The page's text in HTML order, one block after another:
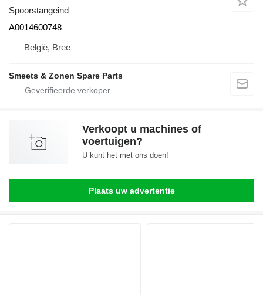
Spoorstangeind
A0014600748
België, Bree
Smeets & Zonen Spare Parts
Verkoopt u machines of
voertuigen?
U kunt het met ons doen!
Plaats uw advertentie